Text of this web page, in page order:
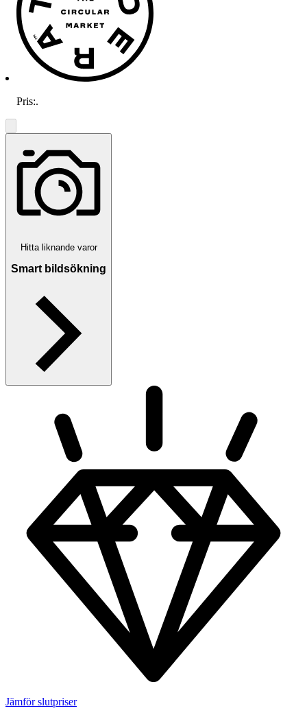
Pris:.
Hitta liknande varor
Smart bildsökning
Jämför slutpriser